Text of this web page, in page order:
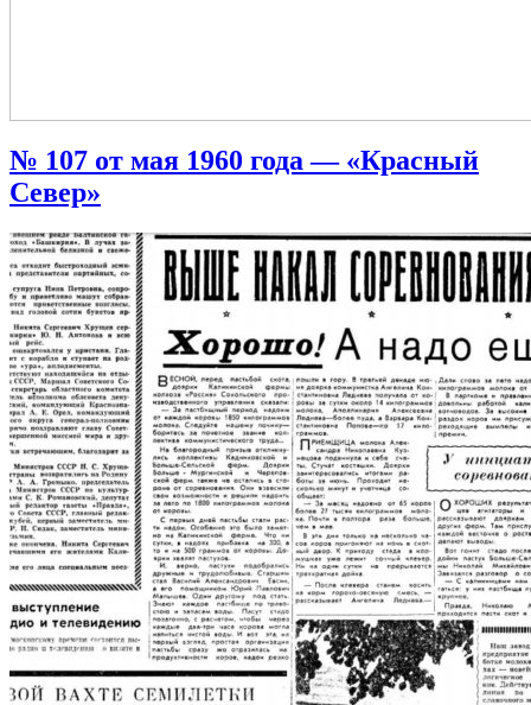
№ 107 от мая 1960 года — «Красный
Север»